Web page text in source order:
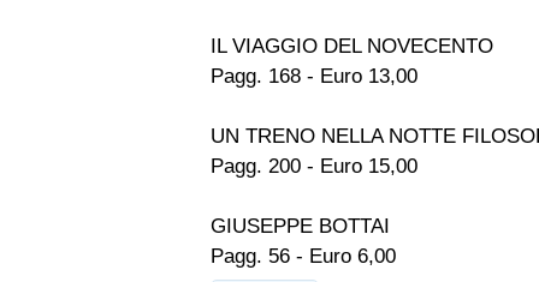
IL VIAGGIO DEL NOVECENTO
Pagg. 168 - Euro 13,00
UN TRENO NELLA NOTTE
Pagg. 200 - Euro 15,00
GIUSEPPE BOTTAI
Pagg. 56 - Euro 6,00